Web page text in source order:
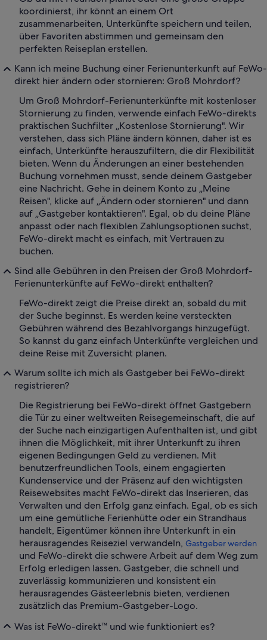
koordinierst, ihr könnt an einem Ort
zusammenarbeiten, Unterkünfte speichern und teilen,
über Favoriten abstimmen und gemeinsam den
perfekten Reiseplan erstellen.
Kann ich meine Buchung einer Ferienunterkunft auf FeWo-
direkt hier ändern oder stornieren: Groß Mohrdorf?
Um Groß Mohrdorf-Ferienunterkünfte mit kostenloser
Stornierung zu finden, verwende einfach FeWo-direkts
praktischen Suchfilter „Kostenlose Stornierung". Wir
verstehen, dass sich Pläne ändern können, daher ist es
einfach, Unterkünfte herauszufiltern, die dir Flexibilität
bieten. Wenn du Änderungen an einer bestehenden
Buchung vornehmen musst, sende deinem Gastgeber
eine Nachricht. Gehe in deinem Konto zu „Meine
Reisen", klicke auf „Ändern oder stornieren" und dann
auf „Gastgeber kontaktieren". Egal, ob du deine Pläne
anpasst oder nach flexiblen Zahlungsoptionen suchst,
FeWo-direkt macht es einfach, mit Vertrauen zu
buchen.
Sind alle Gebühren in den Preisen der Groß Mohrdorf-
Ferienunterkünfte auf FeWo-direkt enthalten?
FeWo-direkt zeigt die Preise direkt an, sobald du mit
der Suche beginnst. Es werden keine versteckten
Gebühren während des Bezahlvorgangs hinzugefügt.
So kannst du ganz einfach Unterkünfte vergleichen und
deine Reise mit Zuversicht planen.
Warum sollte ich mich als Gastgeber bei FeWo-direkt
registrieren?
Die Registrierung bei FeWo-direkt öffnet Gastgebern
die Tür zu einer weltweiten Reisegemeinschaft, die auf
der Suche nach einzigartigen Aufenthalten ist, und gibt
ihnen die Möglichkeit, mit ihrer Unterkunft zu ihren
eigenen Bedingungen Geld zu verdienen. Mit
benutzerfreundlichen Tools, einem engagierten
Kundenservice und der Präsenz auf den wichtigsten
Reisewebsites macht FeWo-direkt das Inserieren, das
Verwalten und den Erfolg ganz einfach. Egal, ob es sich
um eine gemütliche Ferienhütte oder ein Strandhaus
handelt, Eigentümer können ihre Unterkunft in ein
herausragendes Reiseziel verwandeln, Gastgeber werden
und FeWo-direkt die schwere Arbeit auf dem Weg zum
Erfolg erledigen lassen. Gastgeber, die schnell und
zuverlässig kommunizieren und konsistent ein
herausragendes Gästeerlebnis bieten, verdienen
zusätzlich das Premium-Gastgeber-Logo.
Was ist FeWo-direkt™ und wie funktioniert es?